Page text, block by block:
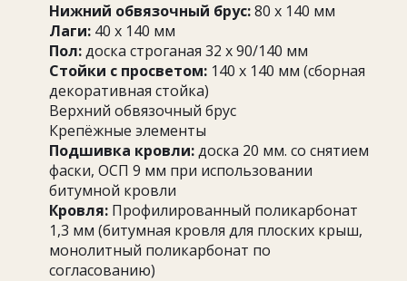
Нижний обвязочный брус:80 х 140 мм
Лаги: 40 х 140 мм
Пол:доска строганая 32 х 90/140 мм
Стойки с просветом: 140 х 140 мм (сборная
декоративная стойка)
Верхний обвязочный брус
Крепёжные элементы
Подшивка кровли:доска 20 мм. со снятием
фаски, ОСП 9 мм при использовании
битумной кровли
Кровля: Профилированный поликарбонат
1,3 мм (битумная кровля для плоских крыш,
монолитный поликарбонат по
согласованию)